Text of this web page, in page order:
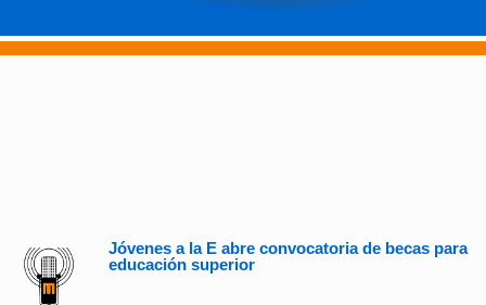
Jóvenes a la E abre convocatoria de becas para
educación superior